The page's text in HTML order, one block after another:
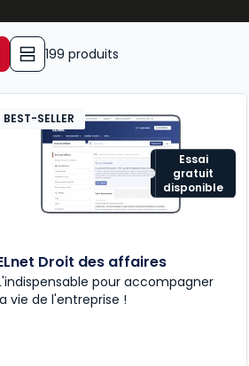
199 produits
Essai
gratuit
disponible
BEST-SELLER
Droit des affaires
pour accompagner
vie de l'entreprise !